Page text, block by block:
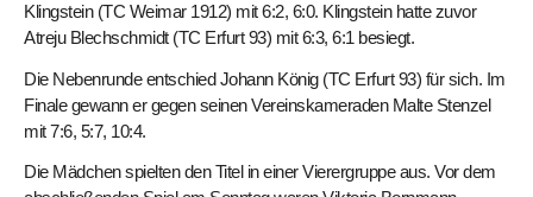
Klingstein (TC Weimar 1912) mit 6:2, 6:0. Klingstein hatte zuvor
Atreju Blechschmidt (TC Erfurt 93) mit 6:3, 6:1 besiegt.
Die Nebenrunde entschied Johann König (TC Erfurt 93) für sich. Im
Finale gewann er gegen seinen Vereinskameraden Malte Stenzel
mit 7:6, 5:7, 10:4.
Die Mädchen spielten den Titel in einer Vierergruppe aus. Vor dem